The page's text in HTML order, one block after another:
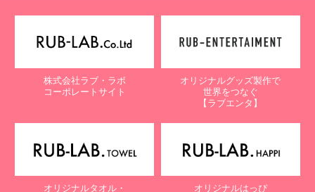
株式会社ラブ・ラボ
コーポレートサイト
オリジナルグッズ製作で
世界をつなぐ
【ラブエンタ】
オリジナルタオル・ オリジナルはっぴ